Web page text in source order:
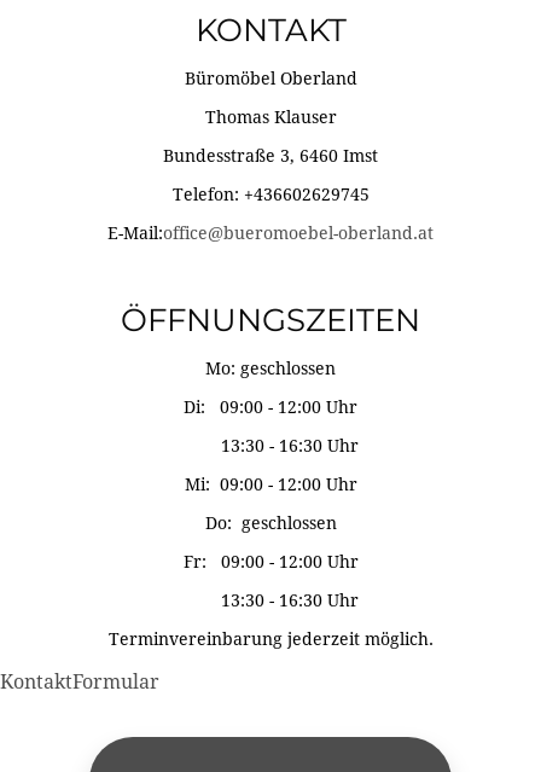
KONTAKT
Büromöbel Oberland
Thomas Klauser
Bundesstraße 3, 6460 Imst
Telefon: +436602629745
E-Mail:office@bueromoebel-oberland.at
ÖFFNUNGSZEITEN
Mo: geschlossen
Di: 09:00 - 12:00 Uhr
13:30 - 16:30 Uhr
Mi: 09:00 - 12:00 Uhr
Do: geschlossen
Fr: 09:00 - 12:00 Uhr
13:30 - 16:30 Uhr
Terminvereinbarung jederzeit möglich.
KontaktFormular